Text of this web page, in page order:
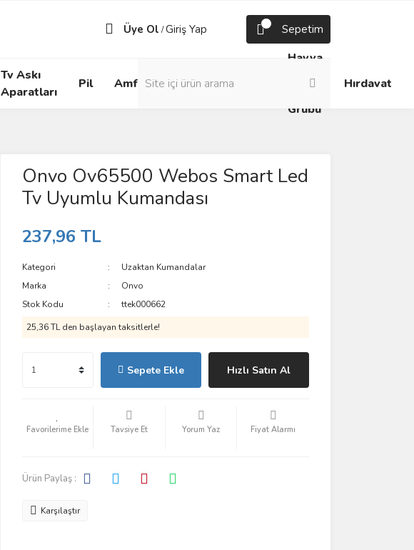
Üye Ol /Giriş Yap Sepetim
Tv Askı
Aparatları
Pil Amfi
Box
Prizler
Havya
Lehim
Grubu
Hırdavat
Onvo Ov65500 Webos Smart Led
Tv Uyumlu Kumandası
237,96 TL
Kategori
Uzaktan Kumandalar
Marka
Onvo
Stok Kodu
ttek000662
25,36 TL den başlayan taksitlerle!
Sepete Ekle Hızlı Satın Al
Tavsiye Et Yorum Yaz Fiyat Alarmı
Ürün Paylaş :
Karşılaştır